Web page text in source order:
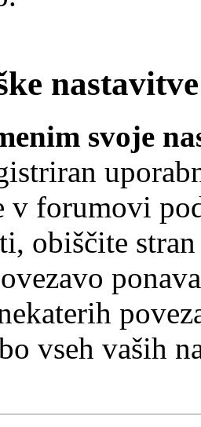
nastavitve
svoje
v forumovi
obiščite
vseh vaših